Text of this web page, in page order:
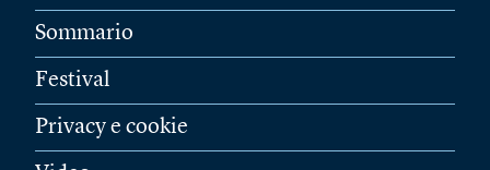
Sommario
Festival
Privacy e cookie